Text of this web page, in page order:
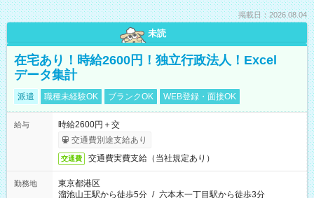
掲載日：2026.08.04
未読
在宅あり！時給2600円！独立行政法人！Excel
データ集計
派遣 職種未経験OK ブランクOK WEB登録・面接OK
給与
時給2600円＋交
交通費別途支給あり
交通費 交通費実費支給（当社規定あり）
勤務地
東京都港区
溜池山王駅から徒歩5分 / 六本木一丁目駅から徒歩3分